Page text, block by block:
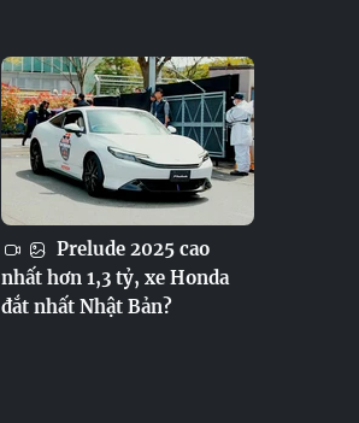
Prelude 2025 cao
nhất hơn 1,3 tỷ, xe Honda
đắt nhất Nhật Bản?